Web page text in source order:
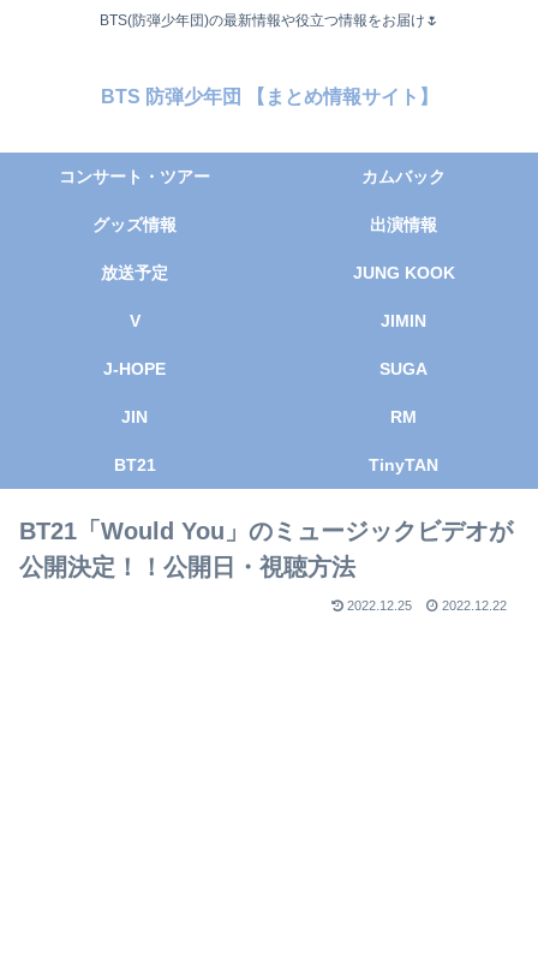
BTS(防弾少年団)の最新情報や役立つ情報をお届け🌷
BTS 防弾少年団 【まとめ情報サイト】
コンサート・ツアー カムバック
グッズ情報 出演情報
放送予定 JUNG KOOK
V JIMIN
J-HOPE SUGA
JIN RM
BT21 TinyTAN
BT21「Would You」のミュージックビデオが
公開決定！！公開日・視聴方法
2022.12.25 2022.12.22